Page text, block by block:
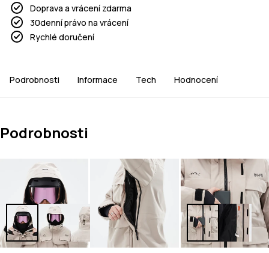
Doprava a vrácení zdarma
30denní právo na vrácení
Rychlé doručení
Podrobnosti Informace Tech Hodnocení
Podrobnosti